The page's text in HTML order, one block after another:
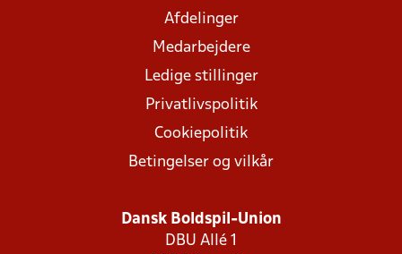
Afdelinger
Medarbejdere
Ledige stillinger
Privatlivspolitik
Cookiepolitik
Betingelser og vilkår
Dansk Boldspil-Union
DBU Allé 1